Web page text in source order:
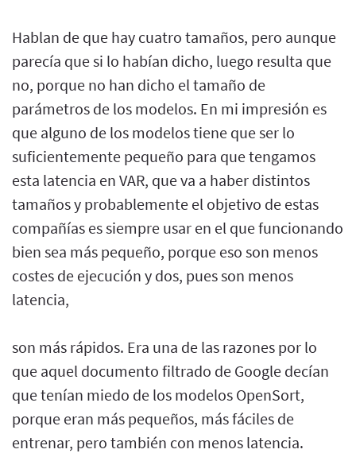
Hablan de que hay cuatro tamaños, pero aunque
parecía que si lo habían dicho, luego resulta que
no, porque no han dicho el tamaño de
parámetros de los modelos. En mi impresión es
que alguno de los modelos tiene que ser lo
suficientemente pequeño para que tengamos
esta latencia en VAR, que va a haber distintos
tamaños y probablemente el objetivo de estas
compañías es siempre usar en el que funcionando
bien sea más pequeño, porque eso son menos
costes de ejecución y dos, pues son menos
latencia,
son más rápidos. Era una de las razones por lo
que aquel documento filtrado de Google decían
que tenían miedo de los modelos OpenSort,
porque eran más pequeños, más fáciles de
entrenar, pero también con menos latencia.